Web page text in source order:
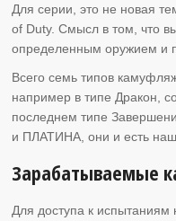
Для серии, это не новая
of Duty. Смысл в том, что
определенным оружием и
Всего семь типов
например в типе Дракон,
последнем типе
и ПЛАТИНА, они и есть
Зарабатываемые
Для доступа к испытаниям